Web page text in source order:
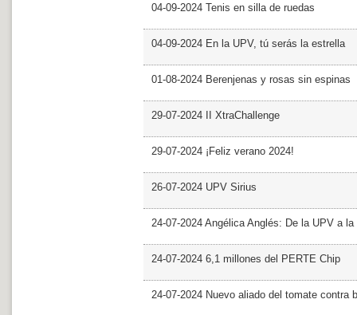
04-09-2024 Tenis en silla de ruedas
04-09-2024 En la UPV, tú serás la estrella
01-08-2024 Berenjenas y rosas sin espinas
29-07-2024 II XtraChallenge
29-07-2024 ¡Feliz verano 2024!
26-07-2024 UPV Sirius
24-07-2024 Angélica Anglés: De la UPV a
24-07-2024 6,1 millones del PERTE Chip
24-07-2024 Nuevo aliado del tomate contra